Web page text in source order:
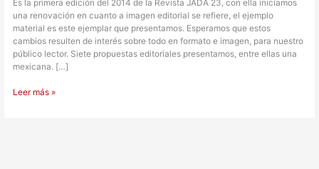
Es la primera edición del 2014 de la Revista JADA 23, con ella iniciamos
una renovación en cuanto a imagen editorial se refiere, el ejemplo
material es este ejemplar que presentamos. Esperamos que estos
cambios resulten de interés sobre todo en formato e imagen, para nuestro
público lector. Siete propuestas editoriales presentamos, entre ellas una
mexicana. […]
Leer más »